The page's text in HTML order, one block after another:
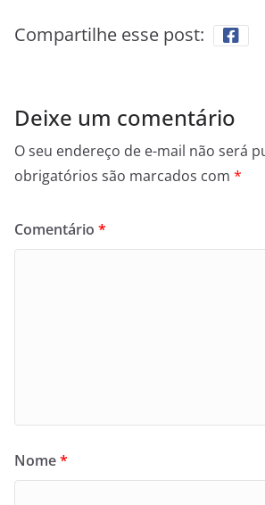
Compartilhe esse post:
Deixe um comentário
O seu endereço de e-mail não será
obrigatórios são marcados com *
Comentário *
Nome*